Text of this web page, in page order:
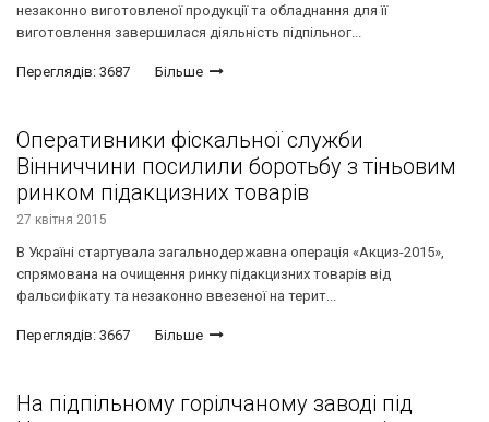
незаконно виготовленої продукції та обладнання для її
виготовлення завершилася діяльність підпільног...
Переглядів: 3687 Більше
Оперативники фіскальної служби
Вінниччини посилили боротьбу з тіньовим
ринком підакцизних товарів
27 квітня 2015
В Україні стартувала загальнодержавна операція «Акциз-2015»,
спрямована на очищення ринку підакцизних товарів від
фальсифікату та незаконно ввезеної на терит...
Переглядів: 3667 Більше
На підпільному горілчаному заводі під